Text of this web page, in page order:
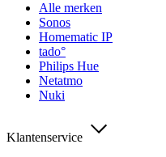
Alle merken
Sonos
Homematic IP
tado°
Philips Hue
Netatmo
Nuki
Klantenservice